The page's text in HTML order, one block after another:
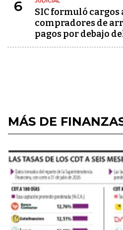
6
SIC formuló cargos
compradores de
pagos por debajo
MÁS DE